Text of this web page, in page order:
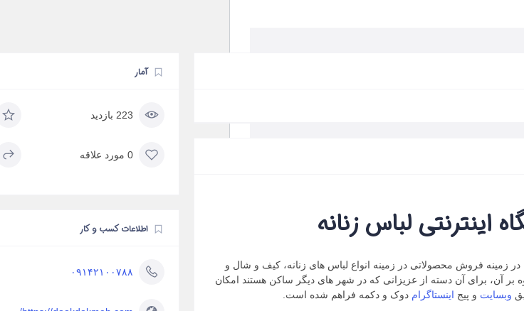
اینترنتی لباس زنانه
5 سال است که در زمینه فروش محصولاتی در زمینه انواع لباس های زنانه، کیف و شال و
بر آن، برای آن دسته از عزیزانی که در شهر های دیگر ساکن هستند امکان
وبسایت و پیج اینستاگرام دوک و دکمه فراهم شده است.
آمار
223 بازدید
0 مورد علاقه
اطلاعات کسب و کار
۰۹۱۴۲۱۰۰۷۸۸